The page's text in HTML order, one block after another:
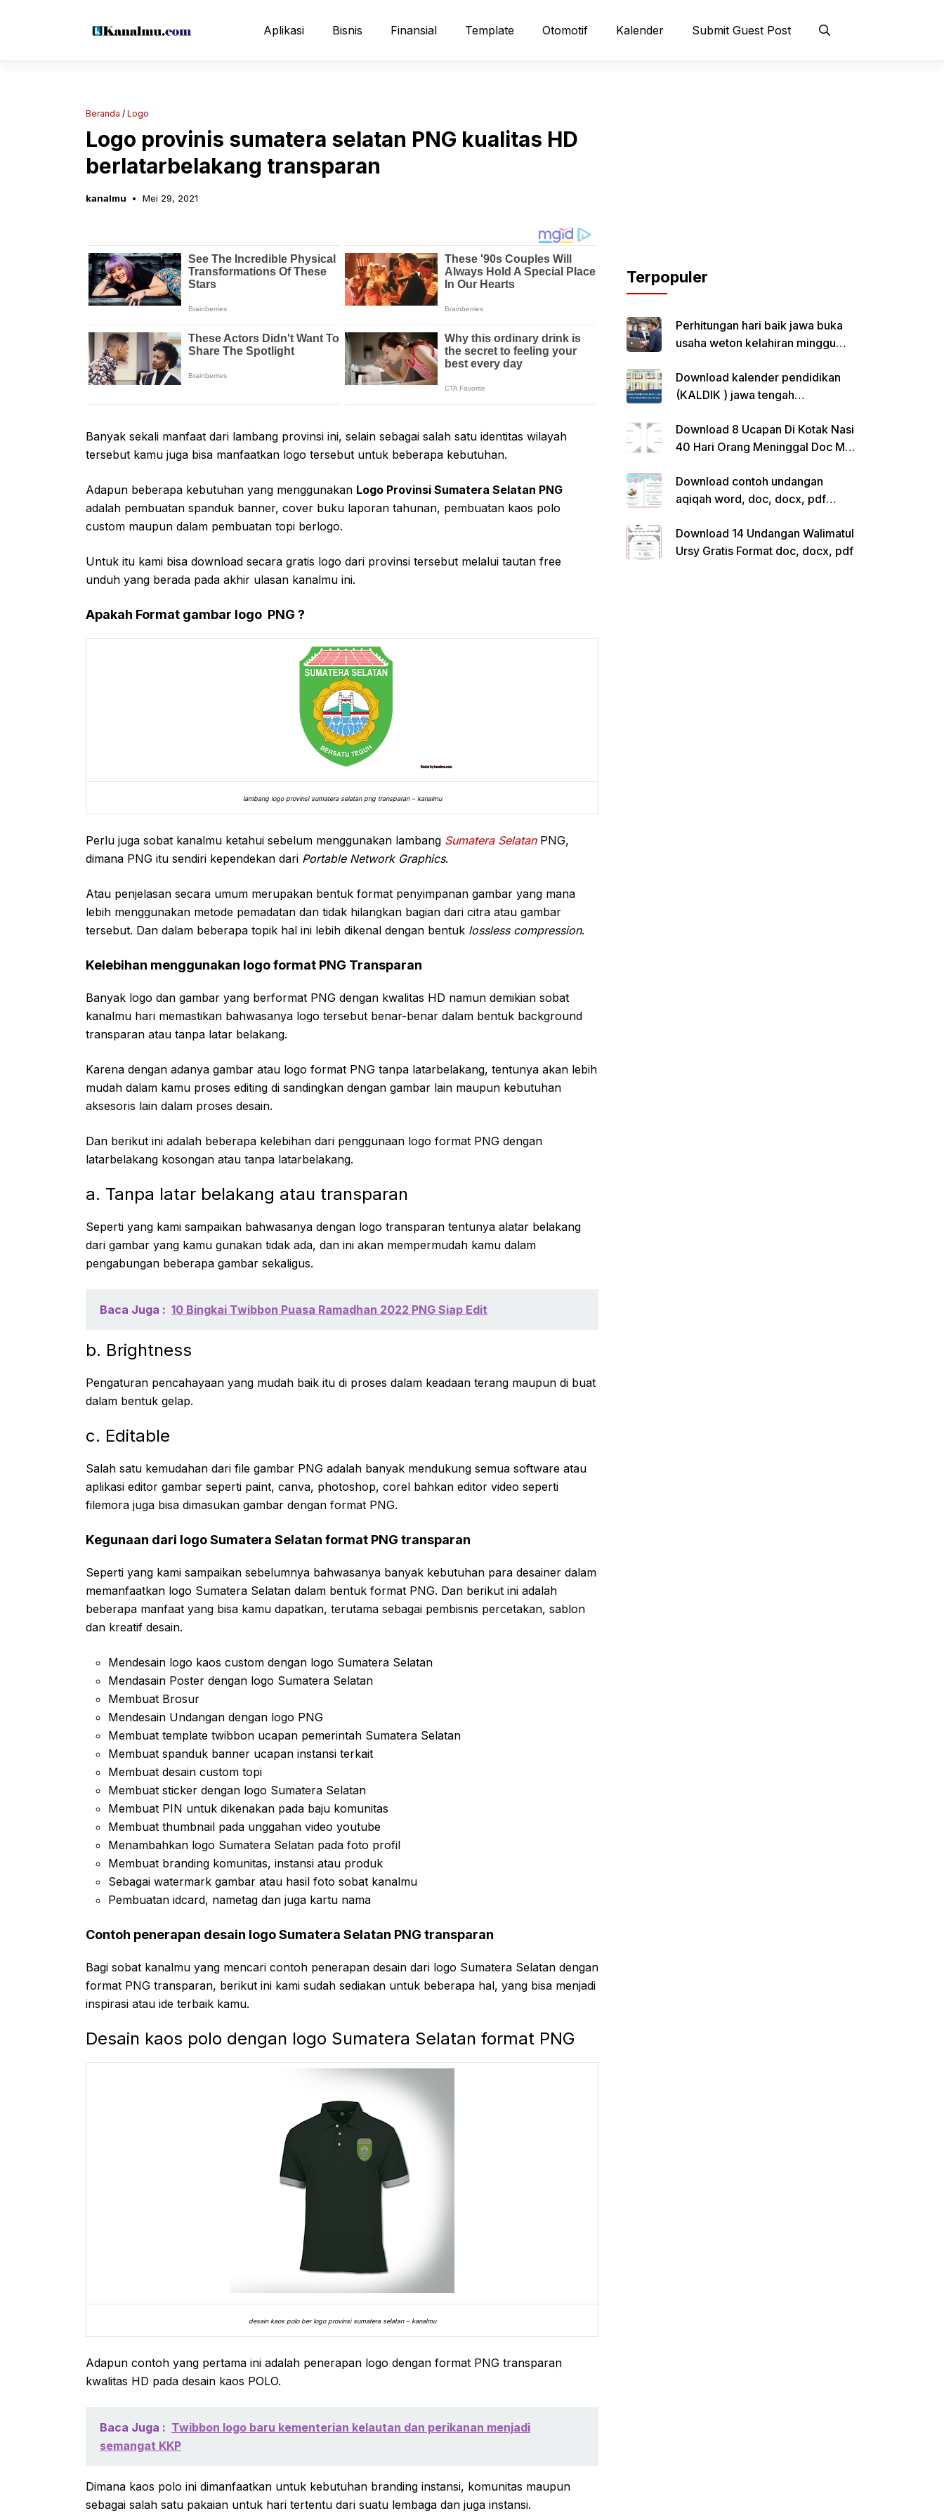
Aplikasi Bisnis Finansial Template Otomotif Kalender Submit Guest Post
Beranda / Logo
Logo provinis sumatera selatan PNG kualitas HD
berlatarbelakang transparan
kanalmu Mei 29, 2021
Banyak sekali manfaat dari lambang provinsi ini, selain sebagai salah satu identitas wilayah
tersebut kamu juga bisa manfaatkan logo tersebut untuk beberapa kebutuhan.
Adapun beberapa kebutuhan yang menggunakan Logo Provinsi Sumatera Selatan PNG
adalah pembuatan spanduk banner, cover buku laporan tahunan, pembuatan kaos polo
custom maupun dalam pembuatan topi berlogo.
Untuk itu kami bisa download secara gratis logo dari provinsi tersebut melalui tautan free
unduh yang berada pada akhir ulasan kanalmu ini.
Apakah Format gambar logo PNG ?
lambang logo provinsi sumatera selatan png transparan – kanalmu
Perlu juga sobat kanalmu ketahui sebelum menggunakan lambang Sumatera SelatanPNG,
dimana PNG itu sendiri kependekan dari Portable Network Graphics.
Atau penjelasan secara umum merupakan bentuk format penyimpanan gambar yang mana
lebih menggunakan metode pemadatan dan tidak hilangkan bagian dari citra atau gambar
tersebut. Dan dalam beberapa topik hal ini lebih dikenal dengan bentuk lossless compression.
Kelebihan menggunakan logo format PNG Transparan
Banyak logo dan gambar yang berformat PNG dengan kwalitas HD namun demikian sobat
kanalmu hari memastikan bahwasanya logo tersebut benar-benar dalam bentuk background
transparan atau tanpa latar belakang.
Karena dengan adanya gambar atau logo format PNG tanpa latarbelakang, tentunya akan lebih
mudah dalam kamu proses editing di sandingkan dengan gambar lain maupun kebutuhan
aksesoris lain dalam proses desain.
Dan berikut ini adalah beberapa kelebihan dari penggunaan logo format PNG dengan
latarbelakang kosongan atau tanpa latarbelakang.
a. Tanpa latar belakang atau transparan
Seperti yang kami sampaikan bahwasanya dengan logo transparan tentunya alatar belakang
dari gambar yang kamu gunakan tidak ada, dan ini akan mempermudah kamu dalam
pengabungan beberapa gambar sekaligus.
Baca Juga : 10 Bingkai Twibbon Puasa Ramadhan 2022 PNG Siap Edit
b. Brightness
Pengaturan pencahayaan yang mudah baik itu di proses dalam keadaan terang maupun di buat
dalam bentuk gelap.
c. Editable
Salah satu kemudahan dari file gambar PNG adalah banyak mendukung semua software atau
aplikasi editor gambar seperti paint, canva, photoshop, corel bahkan editor video seperti
filemora juga bisa dimasukan gambar dengan format PNG.
Kegunaan dari logo Sumatera Selatan format PNG transparan
Seperti yang kami sampaikan sebelumnya bahwasanya banyak kebutuhan para desainer dalam
memanfaatkan logo Sumatera Selatan dalam bentuk format PNG. Dan berikut ini adalah
beberapa manfaat yang bisa kamu dapatkan, terutama sebagai pembisnis percetakan, sablon
dan kreatif desain.
Mendesain logo kaos custom dengan logo Sumatera Selatan
Mendasain Poster dengan logo Sumatera Selatan
Membuat Brosur
Mendesain Undangan dengan logo PNG
Membuat template twibbon ucapan pemerintah Sumatera Selatan
Membuat spanduk banner ucapan instansi terkait
Membuat desain custom topi
Membuat sticker dengan logo Sumatera Selatan
Membuat PIN untuk dikenakan pada baju komunitas
Membuat thumbnail pada unggahan video youtube
Menambahkan logo Sumatera Selatan pada foto profil
Membuat branding komunitas, instansi atau produk
Sebagai watermark gambar atau hasil foto sobat kanalmu
Pembuatan idcard, nametag dan juga kartu nama
Contoh penerapan desain logo Sumatera Selatan PNG transparan
Bagi sobat kanalmu yang mencari contoh penerapan desain dari logo Sumatera Selatan dengan
format PNG transparan, berikut ini kami sudah sediakan untuk beberapa hal, yang bisa menjadi
inspirasi atau ide terbaik kamu.
Desain kaos polo dengan logo Sumatera Selatan format PNG
desain kaos polo ber logo provinsi sumatera selatan – kanalmu
Adapun contoh yang pertama ini adalah penerapan logo dengan format PNG transparan
kwalitas HD pada desain kaos POLO.
Baca Juga : Twibbon logo baru kementerian kelautan dan perikanan menjadi
semangat KKP
Dimana kaos polo ini dimanfaatkan untuk kebutuhan branding instansi, komunitas maupun
sebagai salah satu pakaian untuk hari tertentu dari suatu lembaga dan juga instansi.
Terpopuler
Perhitungan hari baik jawa buka
usaha weton kelahiran minggu
Download kalender pendidikan
(KALDIK ) jawa tengah
Download 8 Ucapan Di Kotak Nasi
40 Hari Orang Meninggal Doc Ms.
Download contoh undangan
aqiqah word, doc, docx, pdf
Download 14 Undangan Walimatul
Ursy Gratis Format doc, docx, pdf